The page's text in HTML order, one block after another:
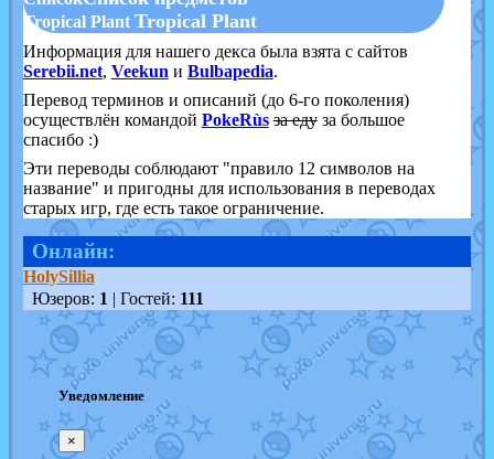
Tropical Plant Tropical Plant
Информация для нашего декса была взята с сайтов
Serebii.net, Veekun и Bulbapedia.
Перевод терминов и описаний (до 6-го поколения)
осуществлён командой PokeRùs за едуза большое
спасибо :)
Эти переводы соблюдают "правило 12 символов на
название" и пригодны для использования в переводах
старых игр, где есть такое ограничение.
Онлайн:
HolySillia
Юзеров: 1 | Гостей: 111
Уведомление
×